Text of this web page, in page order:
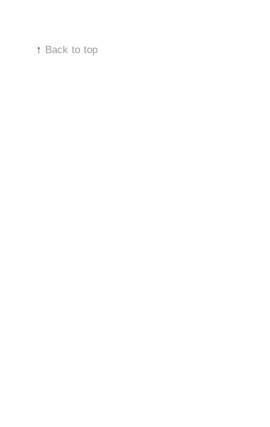
↑ Back to top